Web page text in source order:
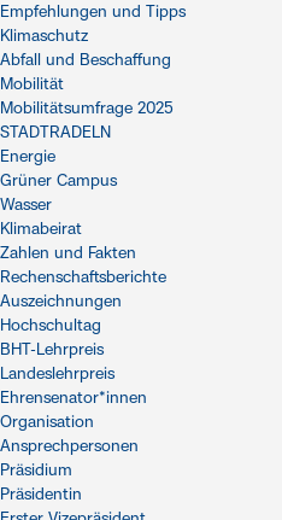
Empfehlungen und Tipps
Klimaschutz
Abfall und Beschaffung
Mobilität
Mobilitätsumfrage 2025
STADTRADELN
Energie
Grüner Campus
Wasser
Klimabeirat
Zahlen und Fakten
Rechenschaftsberichte
Auszeichnungen
Hochschultag
BHT-Lehrpreis
Landeslehrpreis
Ehrensenator*innen
Organisation
Ansprechpersonen
Präsidium
Präsidentin